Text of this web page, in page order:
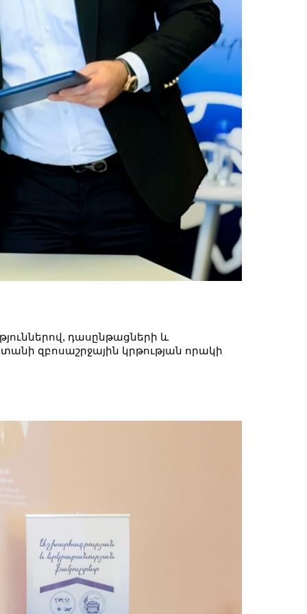
դասընթացների և
զբոսաշրջային կրթության որակի